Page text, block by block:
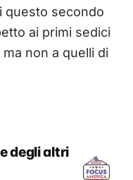
questo secondo
ai primi sedici
non a quelli di
degli altri